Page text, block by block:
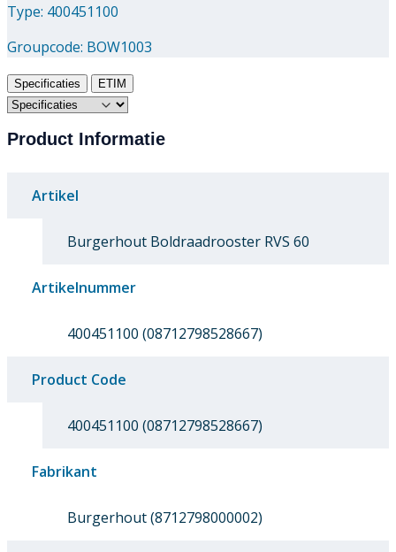
Type: 400451100
Groupcode: BOW1003
Specificaties ETIM
Product Informatie
Artikel
Burgerhout Boldraadrooster RVS 60
Artikelnummer
400451100 (08712798528667)
Product Code
400451100 (08712798528667)
Fabrikant
Burgerhout (8712798000002)